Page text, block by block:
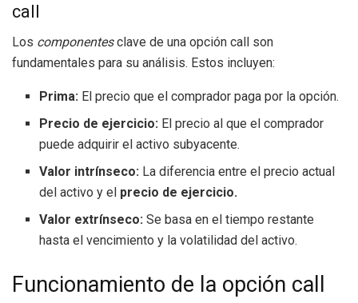
call
Los componentesclave de una opción call son
fundamentales para su análisis. Estos incluyen:
Prima: El precio que el comprador paga por la opción.
Precio de ejercicio: El precio al que el comprador
puede adquirir el activo subyacente.
Valor intrínseco: La diferencia entre el precio actual
del activo y el precio de ejercicio.
Valor extrínseco: Se basa en el tiempo restante
hasta el vencimiento y la volatilidad del activo.
Funcionamiento de la opción call